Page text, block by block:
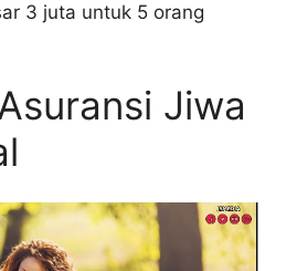
3 juta untuk 5 orang
Jiwa